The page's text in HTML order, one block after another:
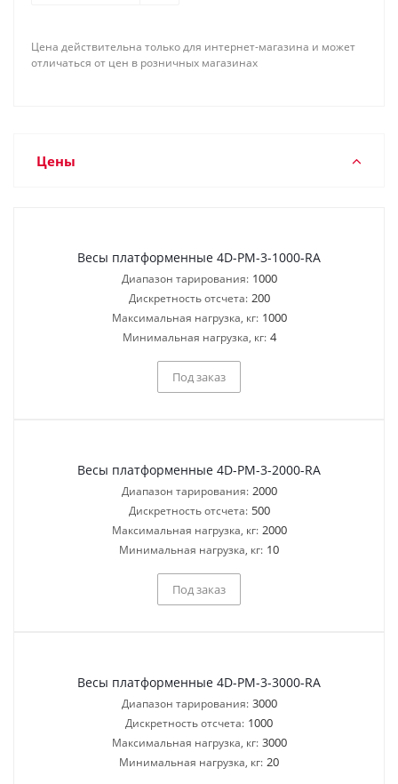
Цена действительна только для интернет-магазина и может
отличаться от цен в розничных магазинах
Цены
Весы платформенные 4D-PM-3-1000-RA
Диапазон тарирования: 1000
Дискретность отсчета: 200
Максимальная нагрузка, кг: 1000
Минимальная нагрузка, кг: 4
Под заказ
Весы платформенные 4D-PM-3-2000-RA
Диапазон тарирования: 2000
Дискретность отсчета: 500
Максимальная нагрузка, кг: 2000
Минимальная нагрузка, кг: 10
Под заказ
Весы платформенные 4D-PM-3-3000-RA
Диапазон тарирования: 3000
Дискретность отсчета: 1000
Максимальная нагрузка, кг: 3000
Минимальная нагрузка, кг: 20